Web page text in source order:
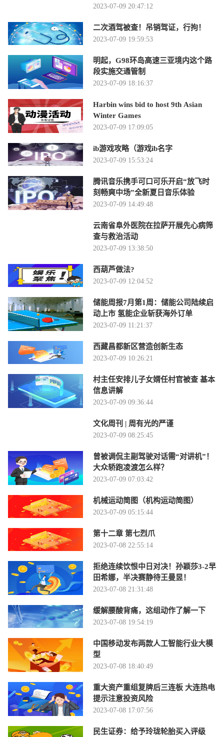
2023-07-09 20:47:12
二次酒驾被查！吊销驾证，行拘！
2023-07-09 19:59:53
明起，G98环岛高速三亚境内这个路
段实施交通管制
2023-07-09 18:16:37
Harbin wins bid to host 9th Asian
Winter Games
2023-07-09 17:09:05
ib游戏攻略（游戏ib名字
2023-07-09 15:53:24
腾讯音乐携手可口可乐开启“放飞时
刻畅爽中场”全新夏日音乐体验
2023-07-09 14:49:48
云南省阜外医院在拉萨开展先心病筛
查与救治活动
2023-07-09 13:38:50
西葫芦做法?
2023-07-09 12:04:52
储能周报7月第1周：储能公司陆续启
动上市 氢能企业斩获海外订单
2023-07-09 11:21:37
西藏昌都新区营造创新生态
2023-07-09 10:26:21
村主任安排儿子女婿任村官被查 基本
信息讲解
2023-07-09 09:36:44
文化周刊 | 周有光的严谨
2023-07-09 08:25:45
曾被调侃主副驾驶对话需“对讲机”！
大众轿跑凌渡怎么样？
2023-07-09 07:03:42
机械运动简图（机构运动简图）
2023-07-09 05:15:44
第十二章 第七烈爪
2023-07-08 22:55:14
拒绝连续饮恨中日对决！孙颖莎3-2早
田希娜，半决赛静待王曼昱！
2023-07-08 21:31:48
缓解腰酸背痛，这组动作了解一下
2023-07-08 19:54:19
中国移动发布两款人工智能行业大模
型
2023-07-08 18:40:49
重大资产重组复牌后三连板 大连热电
提示注意投资风险
2023-07-08 17:07:56
民生证券：给予玲珑轮胎买入评级